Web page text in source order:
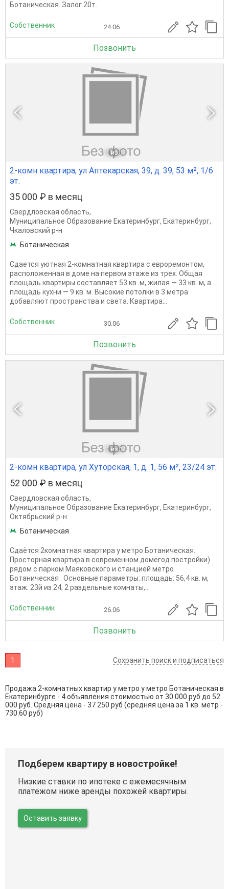
Ботаническая. Залог 20т.
Собственник 24.06
Позвонить
1 из 1
2-комн квартира, ул Аптекарская, 39, д. 39, 53 м², 1/6
эт.
35 000 ₽ в месяц
Свердловская область,
Муниципальное Образование Екатеринбург, Екатеринбург,
Чкаловский р-н
Ботаническая
Сдается уютная 2-комнатная квартира с евроремонтом,
расположенная в доме на первом этаже из трех. Общая
площадь квартиры составляет 53 кв. м, жилая — 33 кв. м, а
площадь кухни — 9 кв. м. Высокие потолки в 3 метра
добавляют пространства и света. Квартира...
Собственник 30.06
Позвонить
1 из 1
2-комн квартира, ул Хуторская, 1, д. 1, 56 м², 23/24 эт.
52 000 ₽ в месяц
Свердловская область,
Муниципальное Образование Екатеринбург, Екатеринбург,
Октябрьский р-н
Ботаническая
Сдаётся 2комнатная квартира у метро Ботаническая.
Просторная квартира в современном домегод постройки)
рядом с парком Маяковского и станцией метро
Ботаническая . Основные параметры: площадь: 56,4 кв. м,
этаж: 23й из 24; 2 раздельные комнаты,...
Собственник 26.06
Позвонить
1 Сохранить поиск и подписаться
Продажа 2-комнатных квартир у метро у метро Ботаническая в
Екатеринбурге - 4 объявления стоимостью от 30 000 руб до 52
000 руб. Средняя цена - 37 250 руб (средняя цена за 1 кв. метр -
730.60 руб)
Подберем квартиру в новостройке!
Низкие ставки по ипотеке с ежемесячным
платежом ниже аренды похожей квартиры.
Оставить заявку